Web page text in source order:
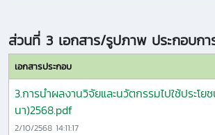
ส่วนที่ 3 เอกสาร/รูปภาพ ประกอบกา
เอกสารประกอบ
3.การนำผลงานวิจัยและนวัตกรรมไปใช้ประโย
นา)2568.pdf
2/10/2568 14:11:17